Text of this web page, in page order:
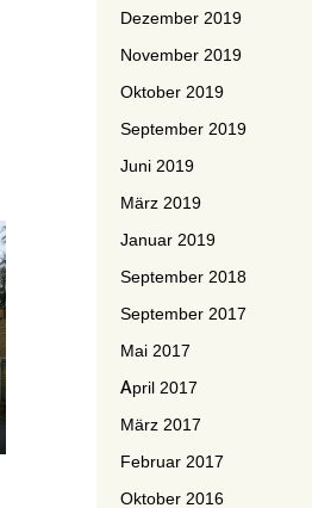
Dezember 2019
November 2019
Oktober 2019
September 2019
Juni 2019
März 2019
Januar 2019
September 2018
September 2017
Mai 2017
April 2017
März 2017
Februar 2017
Oktober 2016